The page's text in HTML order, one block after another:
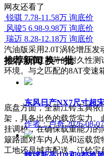
汽油版采用2.0T涡轮增压
动机均通过严苛的耐久性
环境。与之匹配的8AT变速
底盘方面，全新江铃宝典
架，具备出色的载货实力
挂调校，在确保载重能力
簸路面对车内人员和运载
工地还是城市配送，江铃
网友还看了
锐骐 7.78-11.58万 询底价
风骏5 6.98-9.98万 询底价
瑞迈 8.28-12.18万 询底价
推荐新闻换一批
东风日产NX7尺寸超
作者：卢奇 2026-08-07